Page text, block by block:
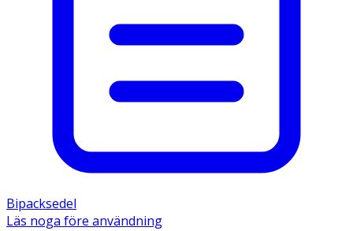
Bipacksedel
Läs noga före användning